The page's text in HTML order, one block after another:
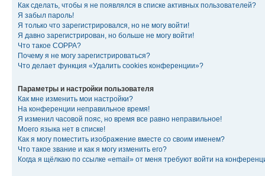
Как сделать, чтобы я не появлялся в списке активных пользователей?
Я забыл пароль!
Я только что зарегистрировался, но не могу войти!
Я давно зарегистрирован, но больше не могу войти!
Что такое COPPA?
Почему я не могу зарегистрироваться?
Что делает функция «Удалить cookies конференции»?
Параметры и настройки пользователя
Как мне изменить мои настройки?
На конференции неправильное время!
Я изменил часовой пояс, но время все равно неправильное!
Моего языка нет в списке!
Как я могу поместить изображение вместе со своим именем?
Что такое звание и как я могу изменить его?
Когда я щёлкаю по ссылке «email» от меня требуют войти на